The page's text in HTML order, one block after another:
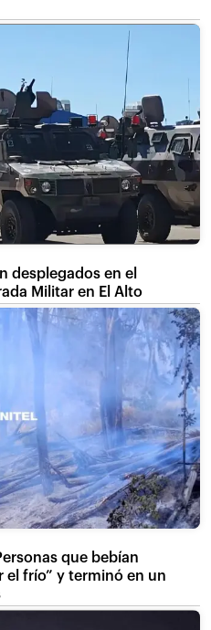
desplegados en el
Militar en El Alto
que bebían
el frío” y terminó en un